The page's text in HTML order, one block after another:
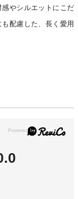
やシルエットにこだ
配慮した、長く愛用